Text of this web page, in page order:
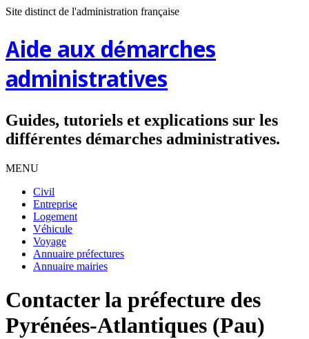
Site distinct de l'administration française
Aide aux démarches
administratives
Guides, tutoriels et explications sur les
différentes démarches administratives.
MENU
Civil
Entreprise
Logement
Véhicule
Voyage
Annuaire préfectures
Annuaire mairies
Contacter la préfecture des
Pyrénées-Atlantiques (Pau)